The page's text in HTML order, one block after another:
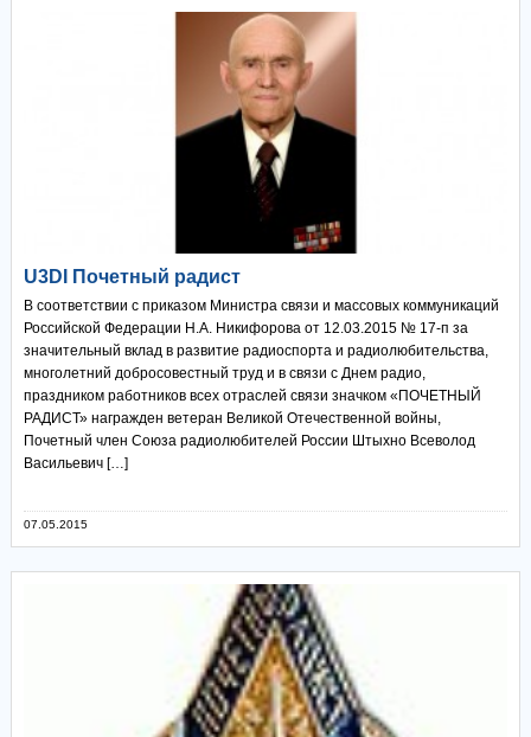
U3DI Почетный радист
В соответствии с приказом Министра связи и массовых коммуникаций
Российской Федерации Н.А. Никифорова от 12.03.2015 № 17-п за
значительный вклад в развитие радиоспорта и радиолюбительства,
многолетний добросовестный труд и в связи с Днем радио,
праздником работников всех отраслей связи значком «ПОЧЕТНЫЙ
РАДИСТ» награжден ветеран Великой Отечественной войны,
Почетный член Союза радиолюбителей России Штыхно Всеволод
Васильевич […]
07.05.2015